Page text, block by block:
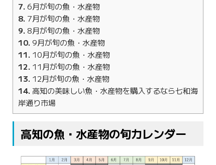
7 6月が旬の魚・水産物
8 7月が旬の魚・水産物
9 8月が旬の魚・水産物
10 9月が旬の魚・水産物
11 10月が旬の魚・水産物
12 11月が旬の魚・水産物
13 12月が旬の魚・水産物
14 高知の美味しい魚・水産物を購入するなら七和海
岸通り市場
高知の魚・水産物の旬カレンダー